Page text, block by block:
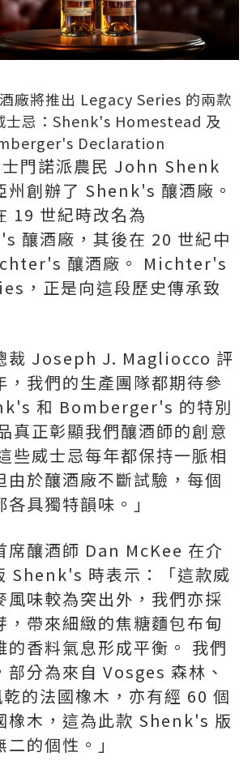
廠將推出 Legacy Series 的兩款
士忌：Shenk's Homestead 及
Declaration
門諾派農民 John Shenk
州創辦了 Shenk's 釀酒廠。
19 世紀時改名為
釀酒廠，其後在 20 世紀中
釀酒廠。 Michter's
，正是向這段歷史傳承致
Joseph J. Magliocco 評
，我們的生產團隊都期待參
和 Bomberger's 的特別
真正彰顯我們釀酒師的創意
些威士忌每年都保持一脈相
由於釀酒廠不斷試驗，每個
具獨特韻味。」
釀酒師 Dan McKee 在介
Shenk's 時表示：「這款威
風味較為突出外，我們亦採
，帶來細緻的焦糖麵包布甸
的香料氣息形成平衡。 我們
部分為來自 Vosges 森林、
的法國橡木，亦有經 60 個
橡木，這為此款 Shenk's 版
的個性。」